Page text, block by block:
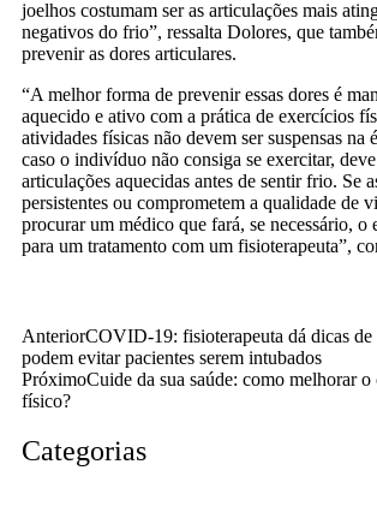
joelhos costumam ser as articulações mais
negativos do frio”, ressalta Dolores, que
prevenir as dores articulares.
“A melhor forma de prevenir essas dores é
aquecido e ativo com a prática de exercícios
atividades físicas não devem ser suspensas na
caso o indivíduo não consiga se exercitar,
articulações aquecidas antes de sentir frio. Se
persistentes ou comprometem a qualidade de
procurar um médico que fará, se necessário, o
para um tratamento com um fisioterapeuta”,
AnteriorCOVID-19: fisioterapeuta dá dicas de
podem evitar pacientes serem intubados
PróximoCuide da sua saúde: como melhorar
físico?
Categorias